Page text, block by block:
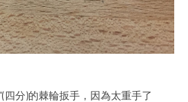
四分)的棘輪扳手，因為太重手了